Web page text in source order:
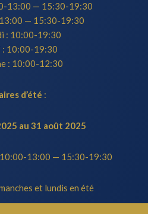
13:00 — 15:30-19:30
— 15:30-19:30
: 10:00-19:30
: 10:00-19:30
: 10:00-12:30
d’été :
au 31 août 2025
10:00-13:00 — 15:30-19:30
et lundis en été